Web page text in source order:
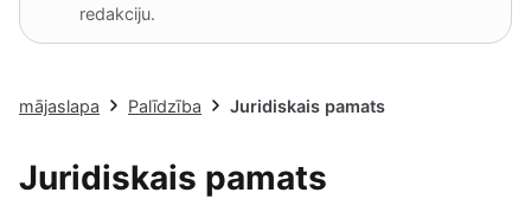
redakciju.
mājaslapa Palīdzība Juridiskais pamats
Juridiskais pamats